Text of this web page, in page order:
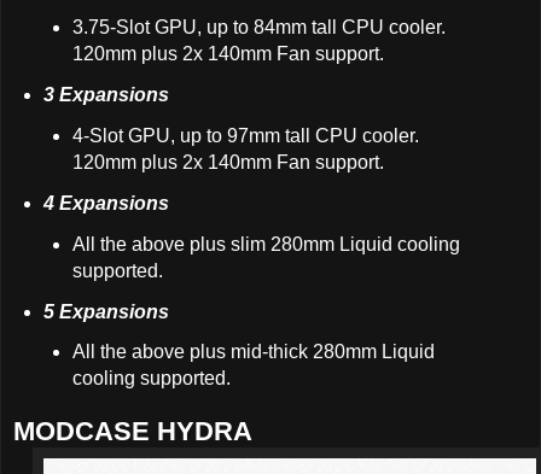
3.75-Slot GPU, up to 84mm tall CPU cooler.
120mm plus 2x 140mm Fan support.
3 Expansions
4-Slot GPU, up to 97mm tall CPU cooler.
120mm plus 2x 140mm Fan support.
4 Expansions
All the above plus slim 280mm Liquid cooling
supported.
5 Expansions
All the above plus mid-thick 280mm Liquid
cooling supported.
MODCASE HYDRA